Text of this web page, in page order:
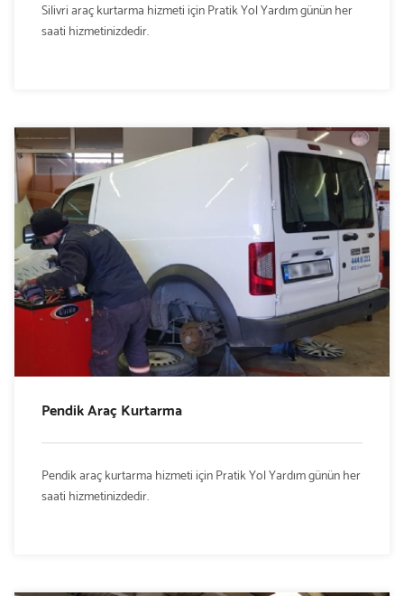
Silivri araç kurtarma hizmeti için Pratik Yol Yardım günün her
saati hizmetinizdedir.
Pendik Araç Kurtarma
Pendik araç kurtarma hizmeti için Pratik Yol Yardım günün her
saati hizmetinizdedir.